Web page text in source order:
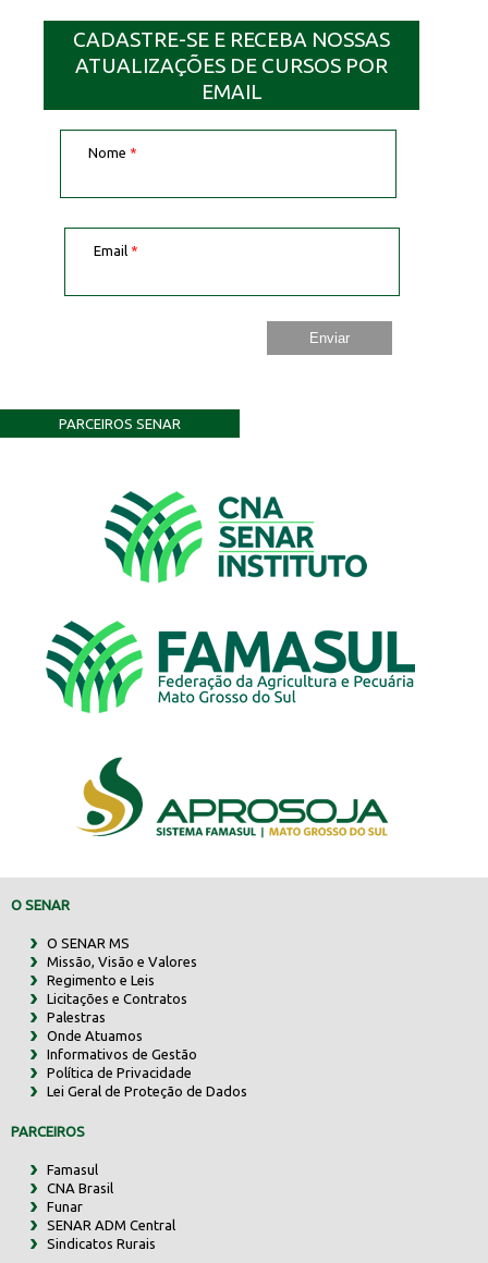
CADASTRE-SE E RECEBA NOSSAS
ATUALIZAÇÕES DE CURSOS POR
EMAIL
Nome *
Email *
PARCEIROS SENAR
O SENAR
O SENAR MS
Missão, Visão e Valores
Regimento e Leis
Licitações e Contratos
Palestras
Onde Atuamos
Informativos de Gestão
Política de Privacidade
Lei Geral de Proteção de Dados
PARCEIROS
Famasul
CNA Brasil
Funar
SENAR ADM Central
Sindicatos Rurais